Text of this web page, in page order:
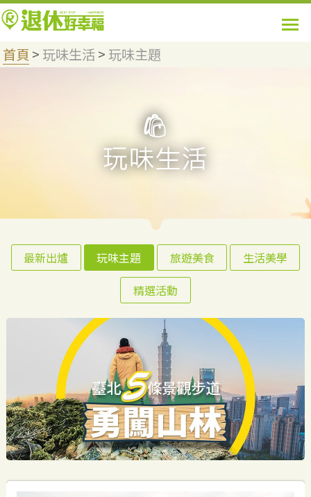
首頁 > 玩味生活> 玩味主題
最新出爐 玩味主題 旅遊美食
生活美學
精選活動